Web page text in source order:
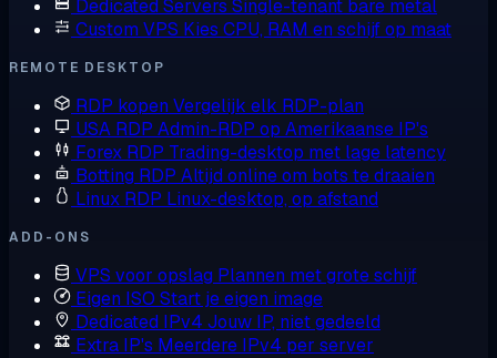
Dedicated Servers Single-tenant bare metal
Custom VPS Kies CPU, RAM en schijf op maat
REMOTE DESKTOP
RDP kopen Vergelijk elk RDP-plan
USA RDP Admin-RDP op Amerikaanse IP's
Forex RDP Trading-desktop met lage latency
Botting RDP Altijd online om bots te draaien
Linux RDP Linux-desktop, op afstand
ADD-ONS
VPS voor opslag Plannen met grote schijf
Eigen ISO Start je eigen image
Dedicated IPv4 Jouw IP, niet gedeeld
Extra IP's Meerdere IPv4 per server